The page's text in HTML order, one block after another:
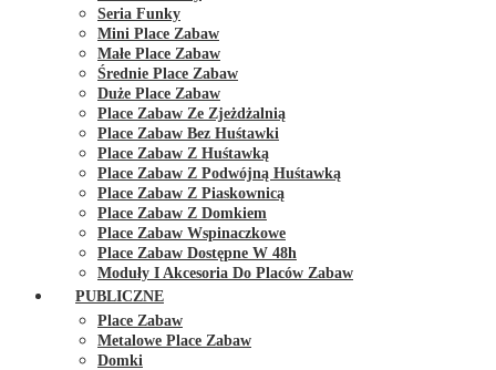
Seria Funky
Mini Place Zabaw
Małe Place Zabaw
Średnie Place Zabaw
Duże Place Zabaw
Place Zabaw Ze Zjeżdżalnią
Place Zabaw Bez Huśtawki
Place Zabaw Z Huśtawką
Place Zabaw Z Podwójną Huśtawką
Place Zabaw Z Piaskownicą
Place Zabaw Z Domkiem
Place Zabaw Wspinaczkowe
Place Zabaw Dostępne W 48h
Moduły I Akcesoria Do Placów Zabaw
PUBLICZNE
Place Zabaw
Metalowe Place Zabaw
Domki